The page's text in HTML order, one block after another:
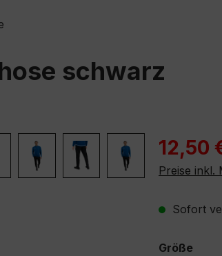
schwarz
12,50
Preise inkl.
Sofort
Größe